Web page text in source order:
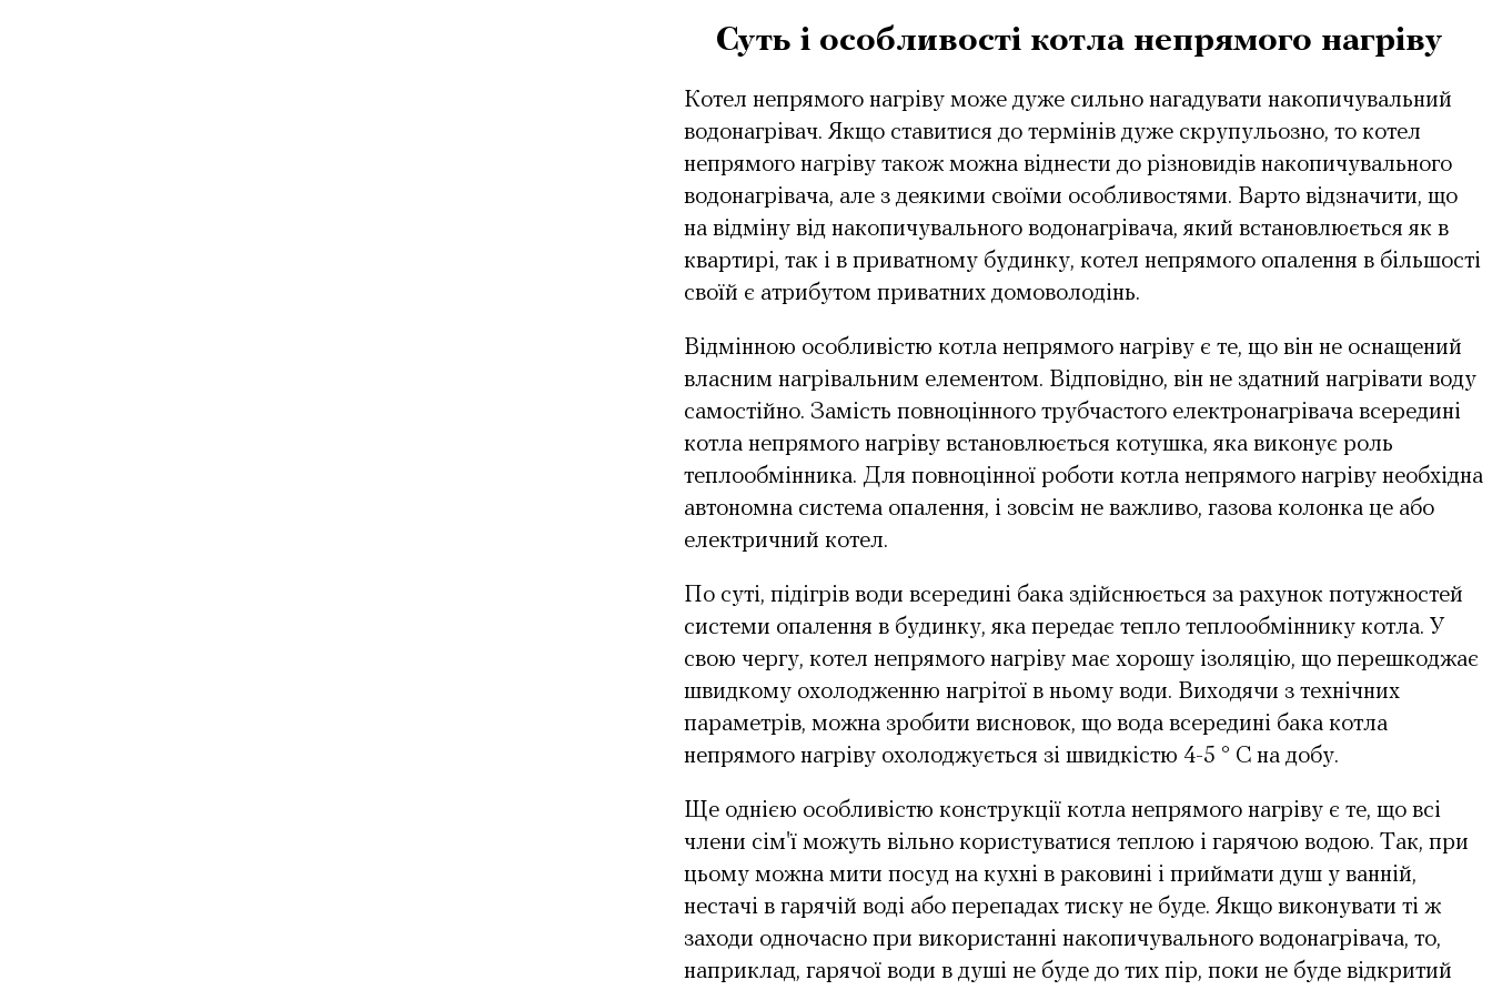
Суть і особливості котла непрямого нагріву
Котел непрямого нагріву може дуже сильно нагадувати накопичувальний
водонагрівач. Якщо ставитися до термінів дуже скрупульозно, то котел
непрямого нагріву також можна віднести до різновидів накопичувального
водонагрівача, але з деякими своїми особливостями. Варто відзначити, що
на відміну від накопичувального водонагрівача, який встановлюється як в
квартирі, так і в приватному будинку, котел непрямого опалення в більшості
своїй є атрибутом приватних домоволодінь.
Відмінною особливістю котла непрямого нагріву є те, що він не оснащений
власним нагрівальним елементом. Відповідно, він не здатний нагрівати воду
самостійно. Замість повноцінного трубчастого електронагрівача всередині
котла непрямого нагріву встановлюється котушка, яка виконує роль
теплообмінника. Для повноцінної роботи котла непрямого нагріву необхідна
автономна система опалення, і зовсім не важливо, газова колонка це або
електричний котел.
По суті, підігрів води всередині бака здійснюється за рахунок потужностей
системи опалення в будинку, яка передає тепло теплообміннику котла. У
свою чергу, котел непрямого нагріву має хорошу ізоляцію, що перешкоджає
швидкому охолодженню нагрітої в ньому води. Виходячи з технічних
параметрів, можна зробити висновок, що вода всередині бака котла
непрямого нагріву охолоджується зі швидкістю 4-5 ° С на добу.
Ще однією особливістю конструкції котла непрямого нагріву є те, що всі
члени сім'ї можуть вільно користуватися теплою і гарячою водою. Так, при
цьому можна мити посуд на кухні в раковині і приймати душ у ванній,
нестачі в гарячій воді або перепадах тиску не буде. Якщо виконувати ті ж
заходи одночасно при використанні накопичувального водонагрівача, то,
наприклад, гарячої води в душі не буде до тих пір, поки не буде відкритий